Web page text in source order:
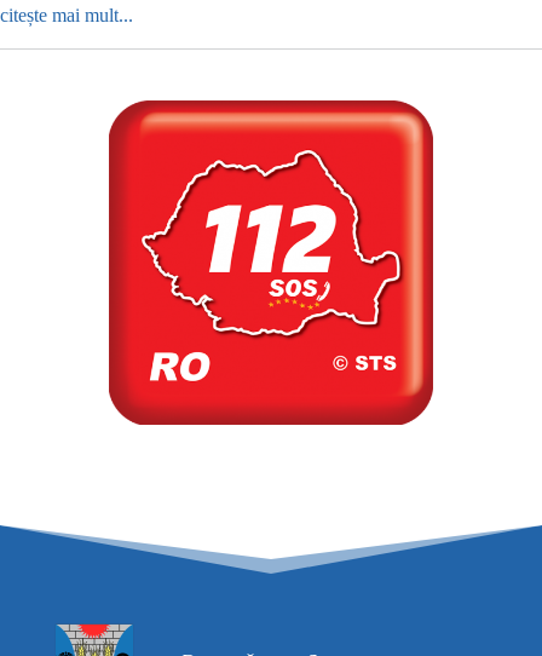
citește mai mult...